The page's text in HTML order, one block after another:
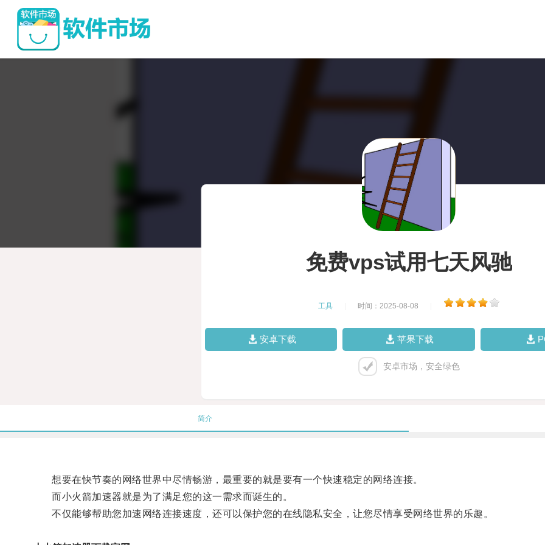
免费vps试用七天风驰
工具 时间：2025-08-08
安卓下载 苹果下载
安卓市场，安全绿色
简介
想要在快节奏的网络世界中尽情畅游，最重要的就是要有一个快速稳定的网络连接。
而小火箭加速器就是为了满足您的这一需求而诞生的。
不仅能够帮助您加速网络连接速度，还可以保护您的在线隐私安全，让您尽情享受网络世界的乐趣。